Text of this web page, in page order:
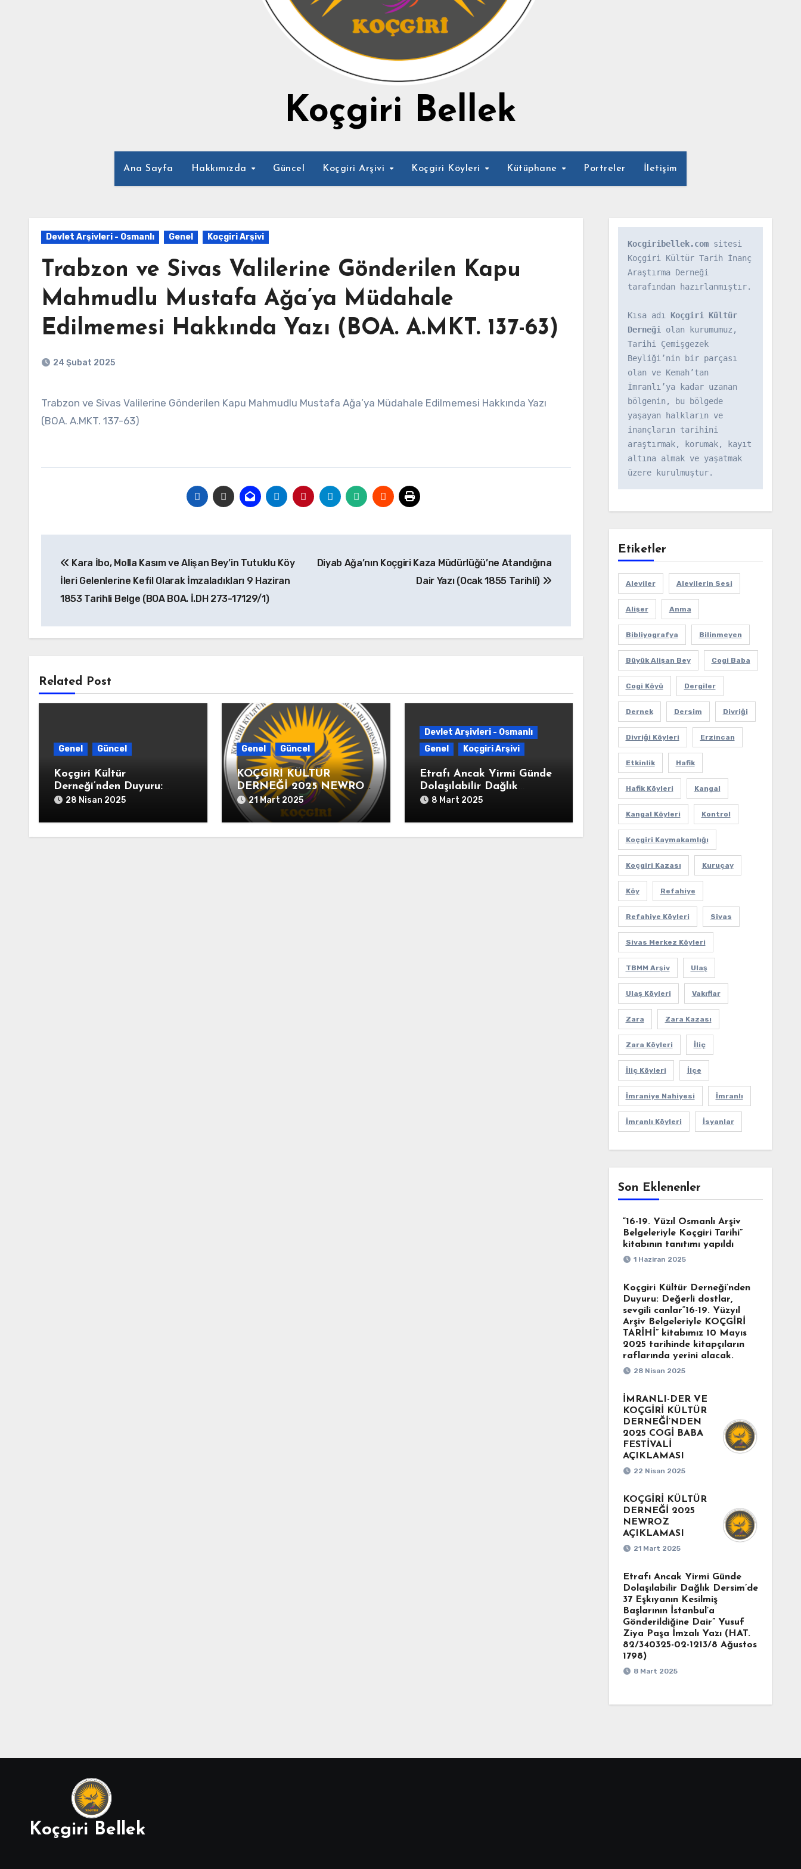
Koçgiri Bellek
Ana Sayfa Hakkımızda Güncel Koçgiri Arşivi Koçgiri Köyleri Kütüphane Portreler İletişim
Devlet Arşivleri - Osmanlı Genel Koçgiri Arşivi
Trabzon ve Sivas Valilerine Gönderilen Kapu
Mahmudlu Mustafa Ağa’ya Müdahale
Edilmemesi Hakkında Yazı (BOA. A.MKT. 137-63)
24 Şubat 2025
Trabzon ve Sivas Valilerine Gönderilen Kapu Mahmudlu Mustafa Ağa’ya Müdahale Edilmemesi Hakkında Yazı
(BOA. A.MKT. 137-63)
gezinmesi
Kara İbo, Molla Kasım ve Alişan Bey’in Tutuklu Köy
İleri Gelenlerine Kefil Olarak İmzaladıkları 9 Haziran
1853 Tarihli Belge (BOA BOA. İ.DH 273-17129/1)
Diyab Ağa’nın Koçgiri Kaza Müdürlüğü’ne Atandığına
Dair Yazı (Ocak 1855 Tarihli)
Related Post
Genel Güncel
Koçgiri Kültür
Derneği’nden Duyuru:
Değerli dostlar, sevgili
Belgeleriyle KOÇGİRİ
TARİHİ” kitabımız 10
28 Nisan 2025
Genel Güncel
KOÇGİRİ KÜLTÜR
DERNEĞİ 2025 NEWROZ
AÇIKLAMASI
21 Mart 2025
Devlet Arşivleri - Osmanlı
Genel
Koçgiri Arşivi
Etrafı Ancak Yirmi Günde
Dolaşılabilir Dağlık
Dersim’de 37 Eşkıyanın
İstanbul’a Gönderildiğine
Dair” Yusuf Ziya Paşa
8 Mart 2025
Kocgiribellek.com sitesi
Koçgiri Kültür Tarih İnanç
Araştırma Derneği
tarafından hazırlanmıştır.
Kısa adı Koçgiri Kültür
Derneği olan kurumumuz,
Tarihi Çemişgezek
Beyliği’nin bir parçası
olan ve Kemah’tan
İmranlı’ya kadar uzanan
bölgenin, bu bölgede
yaşayan halkların ve
inançların tarihini
araştırmak, korumak, kayıt
altına almak ve yaşatmak
üzere kurulmuştur.
Etiketler
Aleviler Alevilerin Sesi
Alişer Anma
Bibliyografya Bilinmeyen
Büyük Alişan Bey Cogi Baba
Cogi Köyü Dergiler
Dernek Dersim Divriği
Divriği Köyleri Erzincan
Etkinlik Hafik
Hafik Köyleri Kangal
Kangal Köyleri Kontrol
Koçgiri Kaymakamlığı
Koçgiri Kazası Kuruçay
Köy Refahiye
Refahiye Köyleri Sivas
Sivas Merkez Köyleri
TBMM Arşiv Ulaş
Ulaş Köyleri Vakıflar
Zara Zara Kazası
Zara Köyleri İliç
İliç Köyleri İlçe
İmraniye Nahiyesi İmranlı
İmranlı Köyleri İsyanlar
Son Eklenenler
“16-19. Yüzıl Osmanlı Arşiv
Belgeleriyle Koçgiri Tarihi”
kitabının tanıtımı yapıldı
1 Haziran 2025
Koçgiri Kültür Derneği’nden
Duyuru: Değerli dostlar,
sevgili canlar“16-19. Yüzyıl
Arşiv Belgeleriyle KOÇGİRİ
TARİHİ” kitabımız 10 Mayıs
2025 tarihinde kitapçıların
raflarında yerini alacak.
28 Nisan 2025
İMRANLI-DER VE
KOÇGİRİ KÜLTÜR
DERNEĞİ’NDEN
2025 COGİ BABA
FESTİVALİ
AÇIKLAMASI
22 Nisan 2025
KOÇGİRİ KÜLTÜR
DERNEĞİ 2025
NEWROZ
AÇIKLAMASI
21 Mart 2025
Etrafı Ancak Yirmi Günde
Dolaşılabilir Dağlık Dersim’de
37 Eşkıyanın Kesilmiş
Başlarının İstanbul’a
Gönderildiğine Dair” Yusuf
Ziya Paşa İmzalı Yazı (HAT.
82/340325-02-1213/8 Ağustos
1798)
8 Mart 2025
Koçgiri Bellek